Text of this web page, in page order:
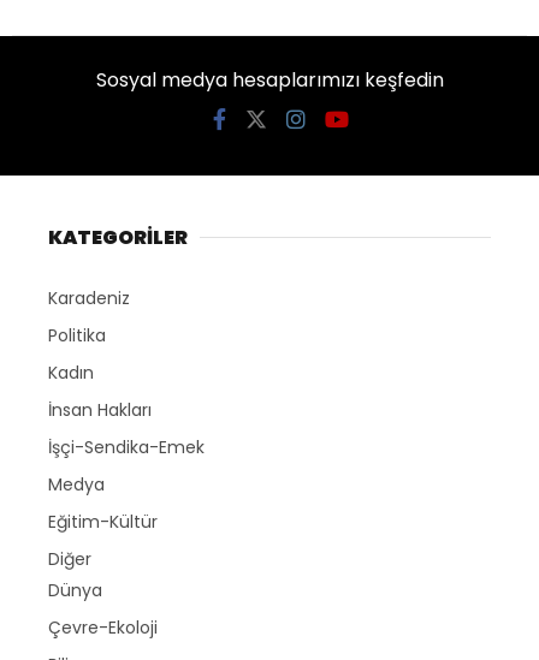
Sosyal medya hesaplarımızı keşfedin
KATEGORİLER
Karadeniz
Politika
Kadın
İnsan Hakları
İşçi-Sendika-Emek
Medya
Eğitim-Kültür
Diğer
Dünya
Çevre-Ekoloji